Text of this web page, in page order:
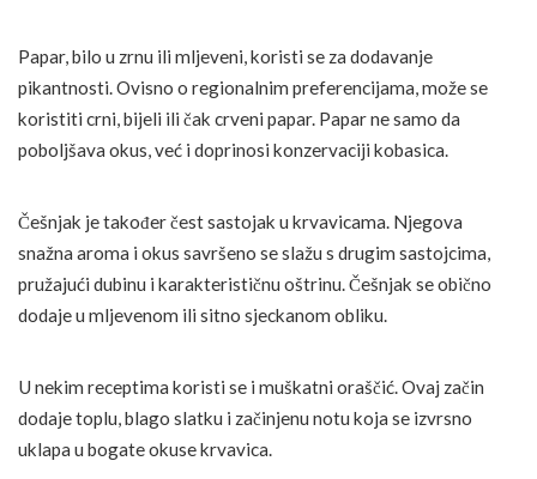
Papar, bilo u zrnu ili mljeveni, koristi se za dodavanje
pikantnosti. Ovisno o regionalnim preferencijama, može se
koristiti crni, bijeli ili čak crveni papar. Papar ne samo da
poboljšava okus, već i doprinosi konzervaciji kobasica.
Češnjak je također čest sastojak u krvavicama. Njegova
snažna aroma i okus savršeno se slažu s drugim sastojcima,
pružajući dubinu i karakterističnu oštrinu. Češnjak se obično
dodaje u mljevenom ili sitno sjeckanom obliku.
U nekim receptima koristi se i muškatni oraščić. Ovaj začin
dodaje toplu, blago slatku i začinjenu notu koja se izvrsno
uklapa u bogate okuse krvavica.